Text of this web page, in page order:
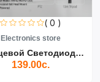
( 0 )
Electronics store
Кольцевой Светодиодный Св...
139.00с.